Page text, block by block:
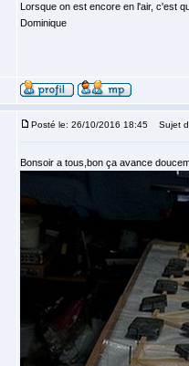
Lorsque on est encore en l'air, c'est
Dominique
Posté le: 26/10/2016 18:45 Sujet
Bonsoir a tous,bon ça avance